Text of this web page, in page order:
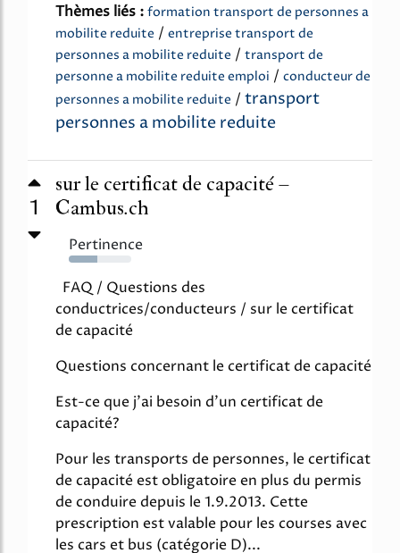
Thèmes liés : formation transport de personnes a
mobilite reduite / entreprise transport de
personnes a mobilite reduite / transport de
personne a mobilite reduite emploi / conducteur de
personnes a mobilite reduite / transport
personnes a mobilite reduite
1
sur le certificat de capacité –
Cambus.ch
Pertinence
45%
FAQ / Questions des
conductrices/conducteurs / sur le certificat
de capacité
Questions concernant le certificat de capacité
Est-ce que j'ai besoin d'un certificat de
capacité?
Pour les transports de personnes, le certificat
de capacité est obligatoire en plus du permis
de conduire depuis le 1.9.2013. Cette
prescription est valable pour les courses avec
les cars et bus (catégorie D)...